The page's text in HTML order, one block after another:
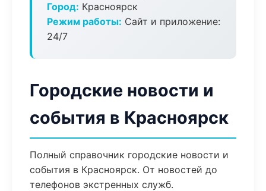
Город: Красноярск
Режим работы: Сайт и приложение:
24/7
Городские новости и
события в Красноярск
Полный справочник городские новости и
события в Красноярск. От новостей до
телефонов экстренных служб.